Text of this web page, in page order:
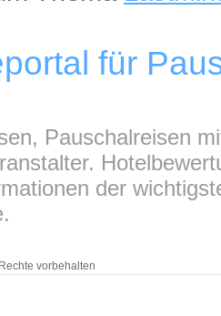
für
Pauschalreisen
der
vorbehalten